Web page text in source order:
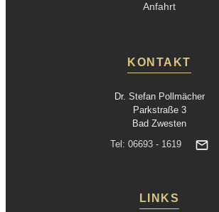
Anfahrt
KONTAKT
Dr. Stefan Pollmächer
Parkstraße 3
Bad Zwesten
Tel: 06693 - 1619
LINKS